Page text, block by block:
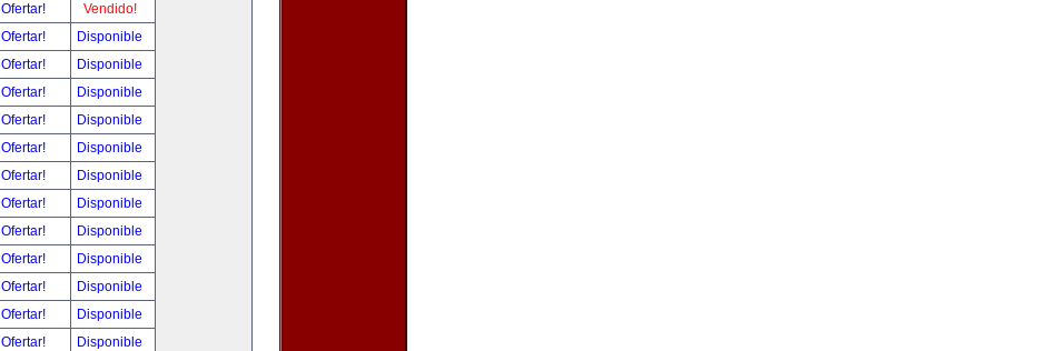
Ofertar!
Vendido!
Ofertar!
Disponible
Ofertar!
Disponible
Ofertar!
Disponible
Ofertar!
Disponible
Ofertar!
Disponible
Ofertar!
Disponible
Ofertar!
Disponible
Ofertar!
Disponible
Ofertar!
Disponible
Ofertar!
Disponible
Ofertar!
Disponible
Ofertar!
Disponible